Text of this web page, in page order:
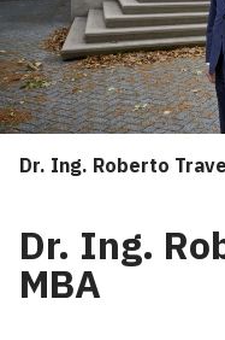
Dr. Ing. Roberto
Dr. Ing.
MBA